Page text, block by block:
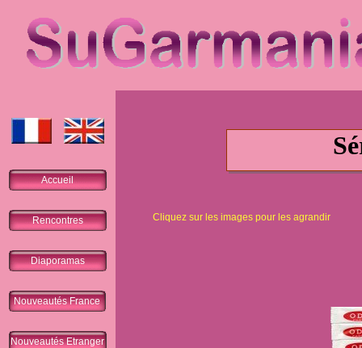
Cliquez sur les images pour les agrandir
Nouveautés Etranger
Rencontres
Accueil
Diaporamas
Nouveautés France